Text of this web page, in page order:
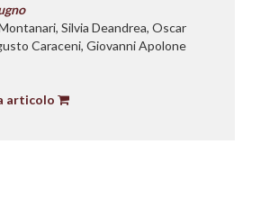
Silvia Deandrea, Oscar
Caraceni, Giovanni Apolone
articolo